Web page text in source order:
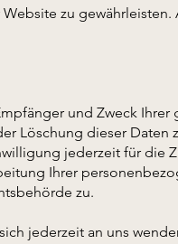
zu gewährleisten.
und Zweck
Löschung dieser Daten
jederzeit für die
Ihrer
zu.
jederzeit an uns